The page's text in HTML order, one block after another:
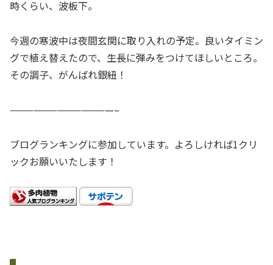
時くらい、波板下。
今週の寒波中は夜間玄関に取り入れの予定。良いタイミン
グで植え替えたので、生長に弾みをつけてほしいところ。
その調子、がんばれ銀紐！
—————————————–
ブログランキングに参加しています。よろしければ1クリ
ックお願いいたします！